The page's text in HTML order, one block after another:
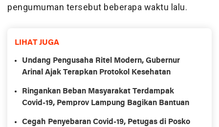
pengumuman tersebut beberapa waktu lalu.
LIHAT JUGA
Undang Pengusaha Ritel Modern, Gubernur
Arinal Ajak Terapkan Protokol Kesehatan
Ringankan Beban Masyarakat Terdampak
Covid-19, Pemprov Lampung Bagikan Bantuan
Cegah Penyebaran Covid-19, Petugas di Posko